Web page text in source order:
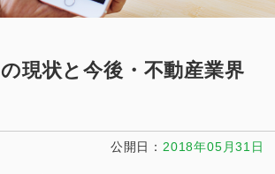
現状と今後・不動産業界
公開日 2018年05月31日